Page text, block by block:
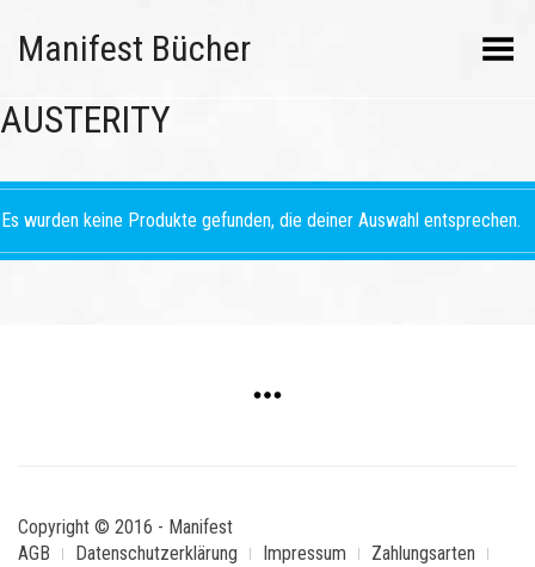
Manifest Bücher Menü umschalten
AUSTERITY
Es wurden keine Produkte gefunden, die deiner Auswahl entsprechen.
Copyright © 2016 - Manifest
AGB
Datenschutzerklärung Impressum
Zahlungsarten